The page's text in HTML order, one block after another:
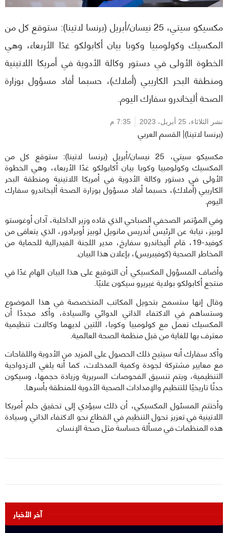
مكسيكو سيتي، 25 نيسان/أبريل (برنسا لاتينا): ستوقع كل من
المكسيك وكولومبيا وكوبا بيان أكابولكو غدًا الأربعاء، وهي
الخطوة الأولى في دستور وكالة الأدوية في أمريكا اللاتينية
ومنطقة البحر الكاريبي (أملاك)، حسبما أفاد مسؤول بوزارة
الصحة أليخاندرو سفارك اليوم.
نشر الثلاثاء، 25 أبريل، 2023 7:35 م
(برنسا لاتينا)| القسم العربي
مكسيكو سيتي، 25 نيسان/أبريل (برنسا لاتينا): ستوقع كل من
المكسيك وكولومبيا وكوبا بيان أكابولكو غدًا الأربعاء، وهي الخطوة
الأولى في دستور وكالة الأدوية في أمريكا اللاتينية ومنطقة البحر
الكاريبي (أملاك)، حسبما أفاد مسؤول بوزارة الصحة أليخاندرو سفارك
اليوم.
وفي المؤتمر الصحفي الصباحي الذي قاده وزير الداخلية، آدان أوغوستو
لوبيز، نيابة عن الرئيس أندريس مانويل لوبيز أوبرادور، الذي يتعافى من
كوفيد-19، قام أليخاندرو سفارخ، مدير اللجنة الفيدرالية للحماية من
المخاطر الصحية (كوفيبريس)، بإعلان هذا البيان.
وأضاف المسؤول المكسيكي أن التوقيع على هذا البيان الهام غدًا في
منتجع أكابولكو بولاية غيريرو سيكون علنيًا.
وقال إنها ستسمح بتحويل المكاتب المتخصصة في هذا الموضوع
وستساهم في الاكتفاء الذاتي الدوائي والسيادة، وأكد مجددًا أن
المكسيك تعمل مع كولومبيا وكوبا، اللتين لديهما وكالات تنظيمية
معترف بها للغاية من قبل منظمة الصحة العالمية.
وأكد سفارك أنه سيتيح ذلك الحصول على المزيد من الأدوية واللقاحات
مع معايير مشتركة لجودة وكمية المدخلات، كما أنه يلغي الازدواجية
التنظيمية، ويتم تنسيق الفحوصات السريرية وزيادة حجمها، وسيكون
حدثًا تاريخيًا للتنظيم والإمدادات الصحية الأدوية للمنطقة بأسرها.
وأختتم المسئول المكسيكي، أن ذلك سيؤدي إلى تحقيق حلم أمريكا
اللاتينية في تعزيز تحول التنظيم في القطاع نحو الاكتفاء الذاتي وسيادة
هذه المنظمات في مسألة حساسة مثل صحة الإنسان.
آخر الأخبار